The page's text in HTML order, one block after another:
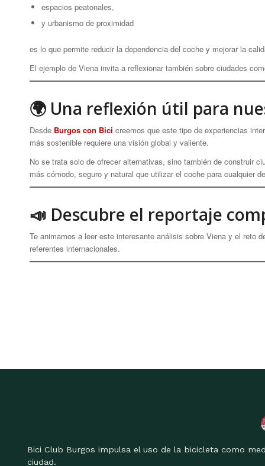
espacios peatonales,
y urbanismo de proximidad
es lo que permite reducir la dependencia del coche y mejorar la
El ejemplo de Viena invita a reflexionar también sobre ciudades
🌍 Una reflexión útil para
Desde Burgos con Bici creemos que este tipo de experiencias
más sostenible requiere una visión global y valiente.
No se trata solo de ofrecer alternativas, sino también de construir
más cómodo, seguro y natural que utilizar el coche para cualquier
📣 Descubre el reportaje
Te animamos a leer este interesante análisis sobre Viena y el reto
referentes internacionales.
Bici Club Burgos impulsa el uso de la bicicleta como
ciudad.